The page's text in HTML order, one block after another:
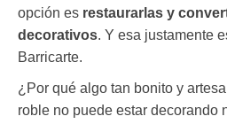
opción es restaurarlas y
decorativos. Y esa justamente
Barricarte.
¿Por qué algo tan bonito y
roble no puede estar decorando